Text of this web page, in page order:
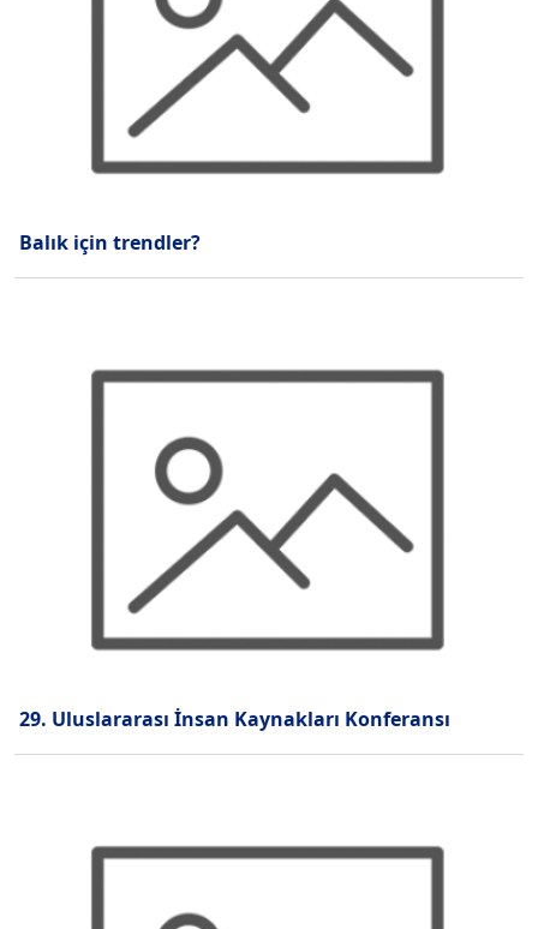
Balık için trendler?
29. Uluslararası İnsan Kaynakları Konferansı